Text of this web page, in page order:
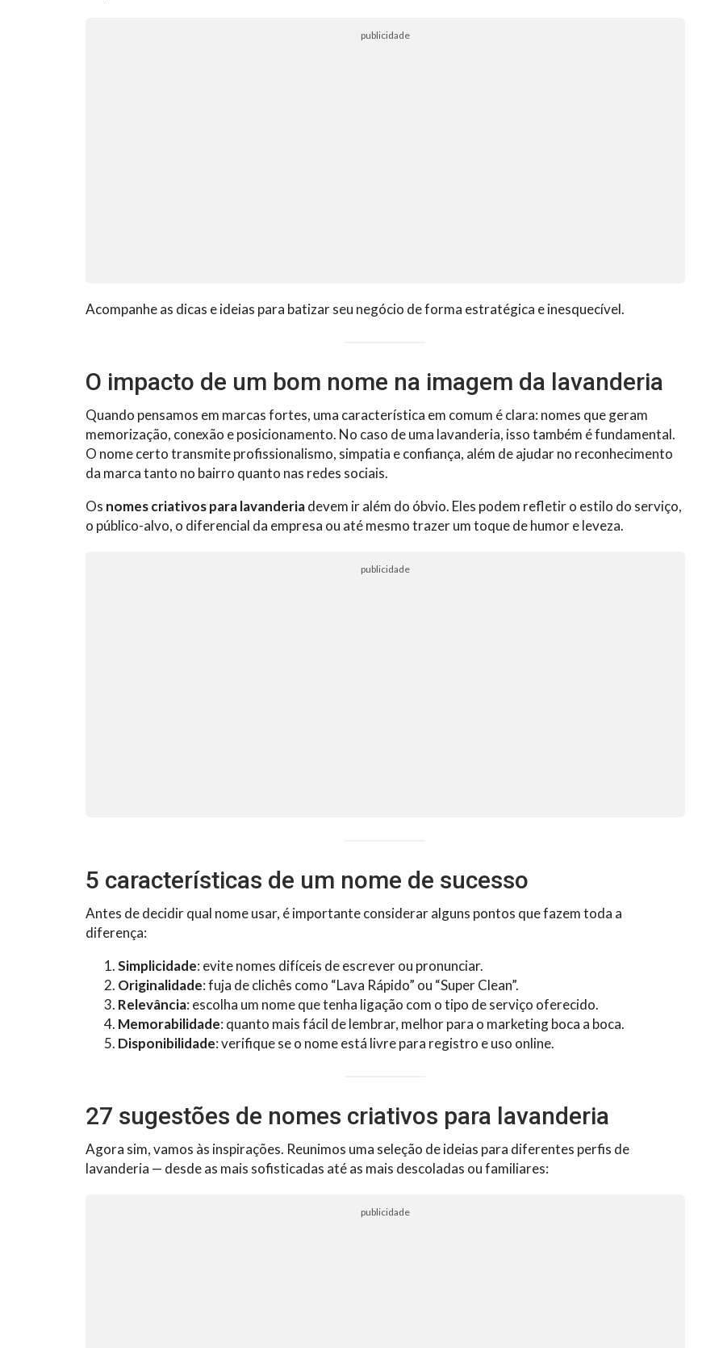
publicidade
Acompanhe as dicas e ideias para batizar seu negócio de forma estratégica e inesquecível.
O impacto de um bom nome na imagem da lavanderia
Quando pensamos em marcas fortes, uma característica em comum é clara: nomes que geram
memorização, conexão e posicionamento. No caso de uma lavanderia, isso também é fundamental.
O nome certo transmite profissionalismo, simpatia e confiança, além de ajudar no reconhecimento
da marca tanto no bairro quanto nas redes sociais.
Os nomes criativos para lavanderiadevem ir além do óbvio. Eles podem refletir o estilo do serviço,
o público-alvo, o diferencial da empresa ou até mesmo trazer um toque de humor e leveza.
publicidade
5 características de um nome de sucesso
Antes de decidir qual nome usar, é importante considerar alguns pontos que fazem toda a
diferença:
Simplicidade: evite nomes difíceis de escrever ou pronunciar.
Originalidade: fuja de clichês como “Lava Rápido” ou “Super Clean”.
Relevância: escolha um nome que tenha ligação com o tipo de serviço oferecido.
Memorabilidade: quanto mais fácil de lembrar, melhor para o marketing boca a boca.
Disponibilidade: verifique se o nome está livre para registro e uso online.
27 sugestões de nomes criativos para lavanderia
Agora sim, vamos às inspirações. Reunimos uma seleção de ideias para diferentes perfis de
lavanderia — desde as mais sofisticadas até as mais descoladas ou familiares:
publicidade